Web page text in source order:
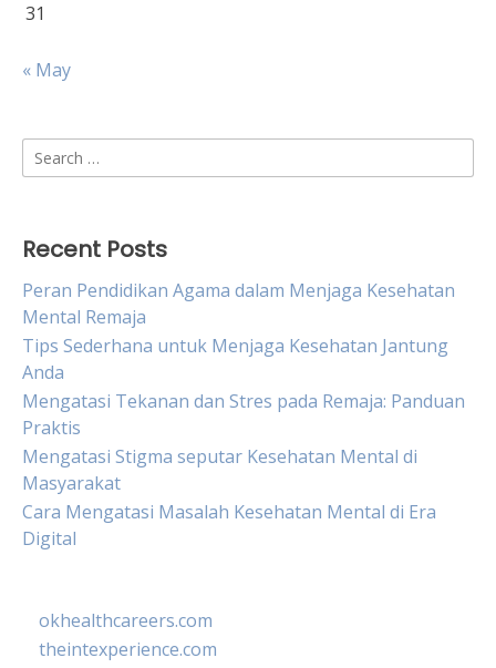
31
« May
Search
for:
Recent Posts
Peran Pendidikan Agama dalam Menjaga Kesehatan
Mental Remaja
Tips Sederhana untuk Menjaga Kesehatan Jantung
Anda
Mengatasi Tekanan dan Stres pada Remaja: Panduan
Praktis
Mengatasi Stigma seputar Kesehatan Mental di
Masyarakat
Cara Mengatasi Masalah Kesehatan Mental di Era
Digital
okhealthcareers.com
theintexperience.com